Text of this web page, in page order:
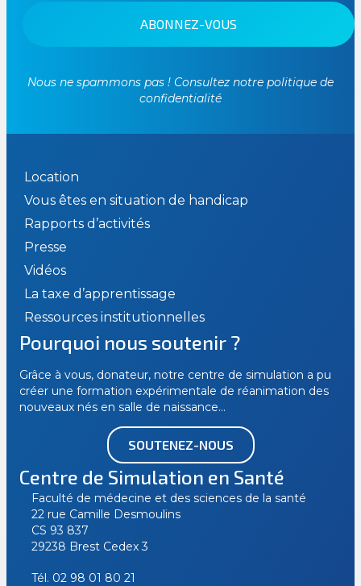
Nous ne spammons pas ! Consultez notre politique de
confidentialité
Location
Vous êtes en situation de handicap
Rapports d’activités
Presse
Vidéos
La taxe d’apprentissage
Ressources institutionnelles
Pourquoi nous soutenir ?
Grâce à vous, donateur, notre centre de simulation a pu
créer une formation expérimentale de réanimation des
nouveaux nés en salle de naissance…
SOUTENEZ-NOUS
Centre de Simulation en Santé
Faculté de médecine et des sciences de la santé
22 rue Camille Desmoulins
CS 93 837
29238 Brest Cedex 3
Tél. 02 98 01 80 21